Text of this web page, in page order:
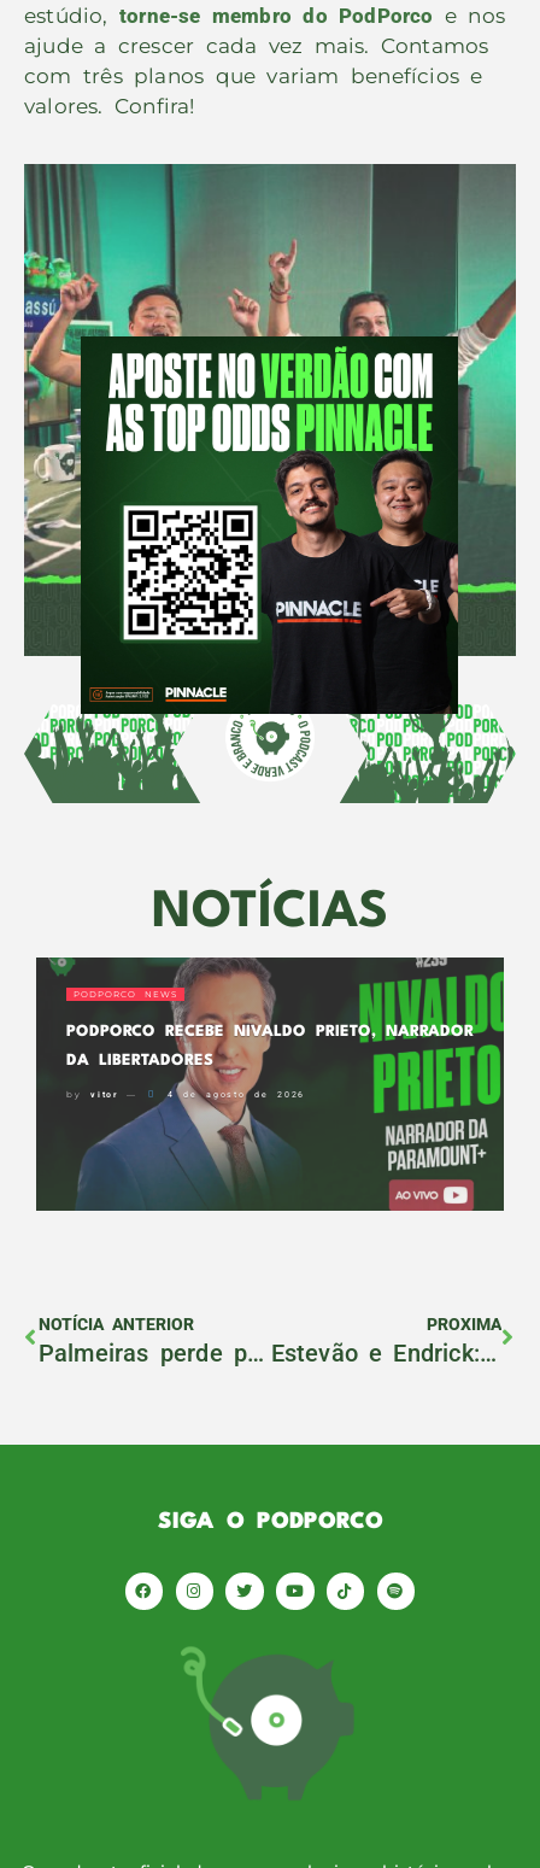
estúdio, torne-se membro do PodPorco e nos
ajude a crescer cada vez mais. Contamos
com três planos que variam benefícios e
valores. Confira!
NOTÍCIAS
PODPORCO NEWS
PODPORCO RECEBE NIVALDO PRIETO, NARRADOR
DA LIBERTADORES
by vitor 4 de agosto de 2026
NOTÍCIA ANTERIOR
Palmeiras perde principal arma, mas tem novo protagonista para segundo semestre
PROXIMA
Estevão e Endrick: a dupla
SIGA O PODPORCO